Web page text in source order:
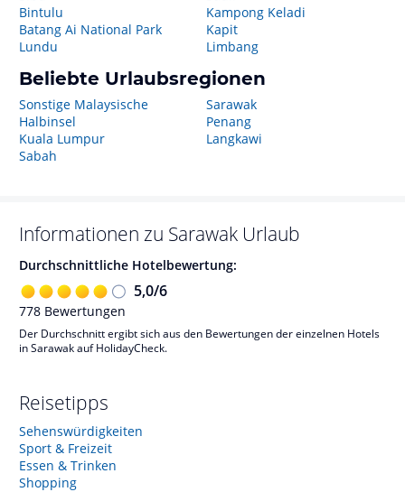
Bintulu
Batang Ai National Park
Lundu
Kampong Keladi
Kapit
Limbang
Beliebte Urlaubsregionen
Sonstige Malaysische
Halbinsel
Kuala Lumpur
Sabah
Sarawak
Penang
Langkawi
Informationen zu Sarawak Urlaub
Durchschnittliche Hotelbewertung:
5,0/6
778 Bewertungen
Der Durchschnitt ergibt sich aus den Bewertungen der einzelnen Hotels
in Sarawak auf HolidayCheck.
Reisetipps
Sehenswürdigkeiten
Sport & Freizeit
Essen & Trinken
Shopping